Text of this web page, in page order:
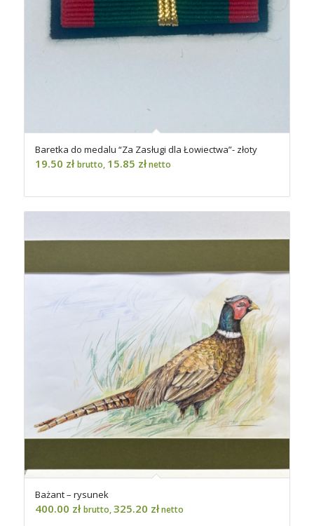
Baretka do medalu “Za Zasługi dla Łowiectwa”- złoty
19.50 zł brutto, 15.85 złnetto
Bażant – rysunek
400.00 zł brutto,325.20 złnetto